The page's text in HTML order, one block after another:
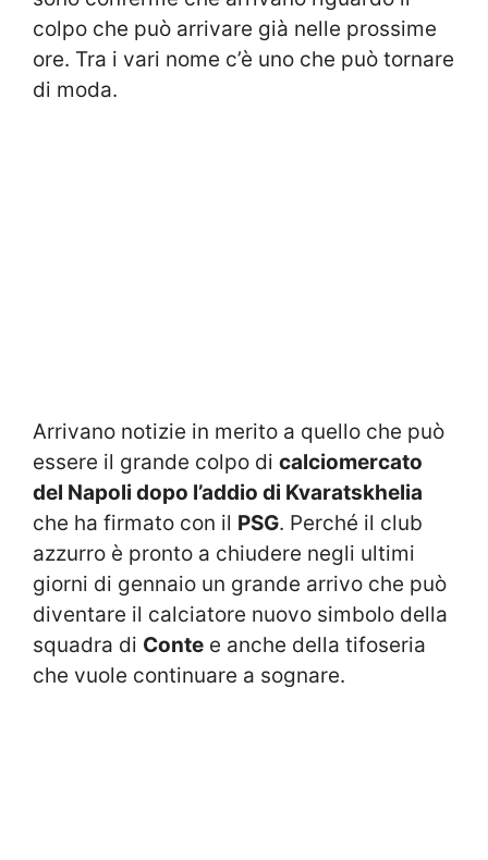
colpo che può arrivare già nelle prossime
ore. Tra i vari nome c’è uno che può tornare
di moda.
Arrivano notizie in merito a quello che può
essere il grande colpo di calciomercato
del Napoli dopo l’addio di Kvaratskhelia
che ha firmato con il PSG. Perché il club
azzurro è pronto a chiudere negli ultimi
giorni di gennaio un grande arrivo che può
diventare il calciatore nuovo simbolo della
squadra di Conte e anche della tifoseria
che vuole continuare a sognare.